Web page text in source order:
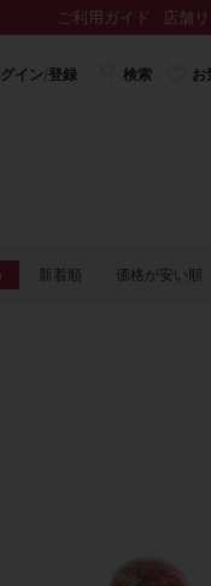
ご利用ガイド 店舗
イン/登録 検索 お
新着順 価格が安い順